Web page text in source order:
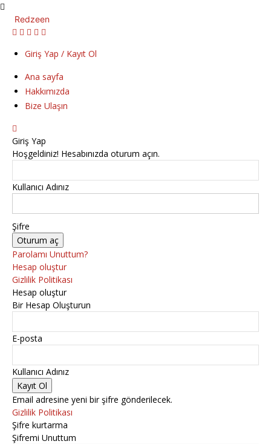
Redzeen
Giriş Yap / Kayıt Ol
Ana sayfa
Hakkımızda
Bize Ulaşın
Giriş Yap
Hoşgeldiniz! Hesabınızda oturum açın.
Kullanıcı Adınız
Şifre
Parolamı Unuttum?
Hesap oluştur
Gizlilik Politikası
Hesap oluştur
Bir Hesap Oluşturun
E-posta
Kullanıcı Adınız
Email adresine yeni bir şifre gönderilecek.
Gizlilik Politikası
Şifre kurtarma
Şifremi Unuttum